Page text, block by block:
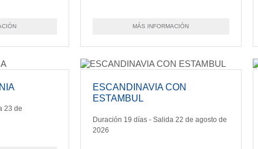
MÁS INFORMACIÓN
23 de
ESCANDINAVIA CON
ESTAMBUL
Duración 19 días - Salida 22 de agosto de
2026